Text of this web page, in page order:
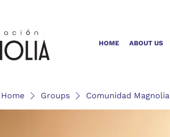
HOME ABOUT US
Home Groups Comunidad Magnolia